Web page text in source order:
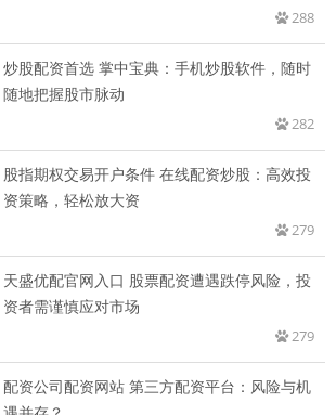
288
炒股配资首选 掌中宝典：手机炒股软件，随时
随地把握股市脉动
282
股指期权交易开户条件 在线配资炒股：高效投
资策略，轻松放大资
279
天盛优配官网入口 股票配资遭遇跌停风险，投
资者需谨慎应对市场
279
配资公司配资网站 第三方配资平台：风险与机